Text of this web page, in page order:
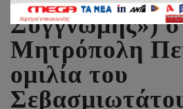
Συγγνώμης»)
Μητρόπολη
ομιλία του